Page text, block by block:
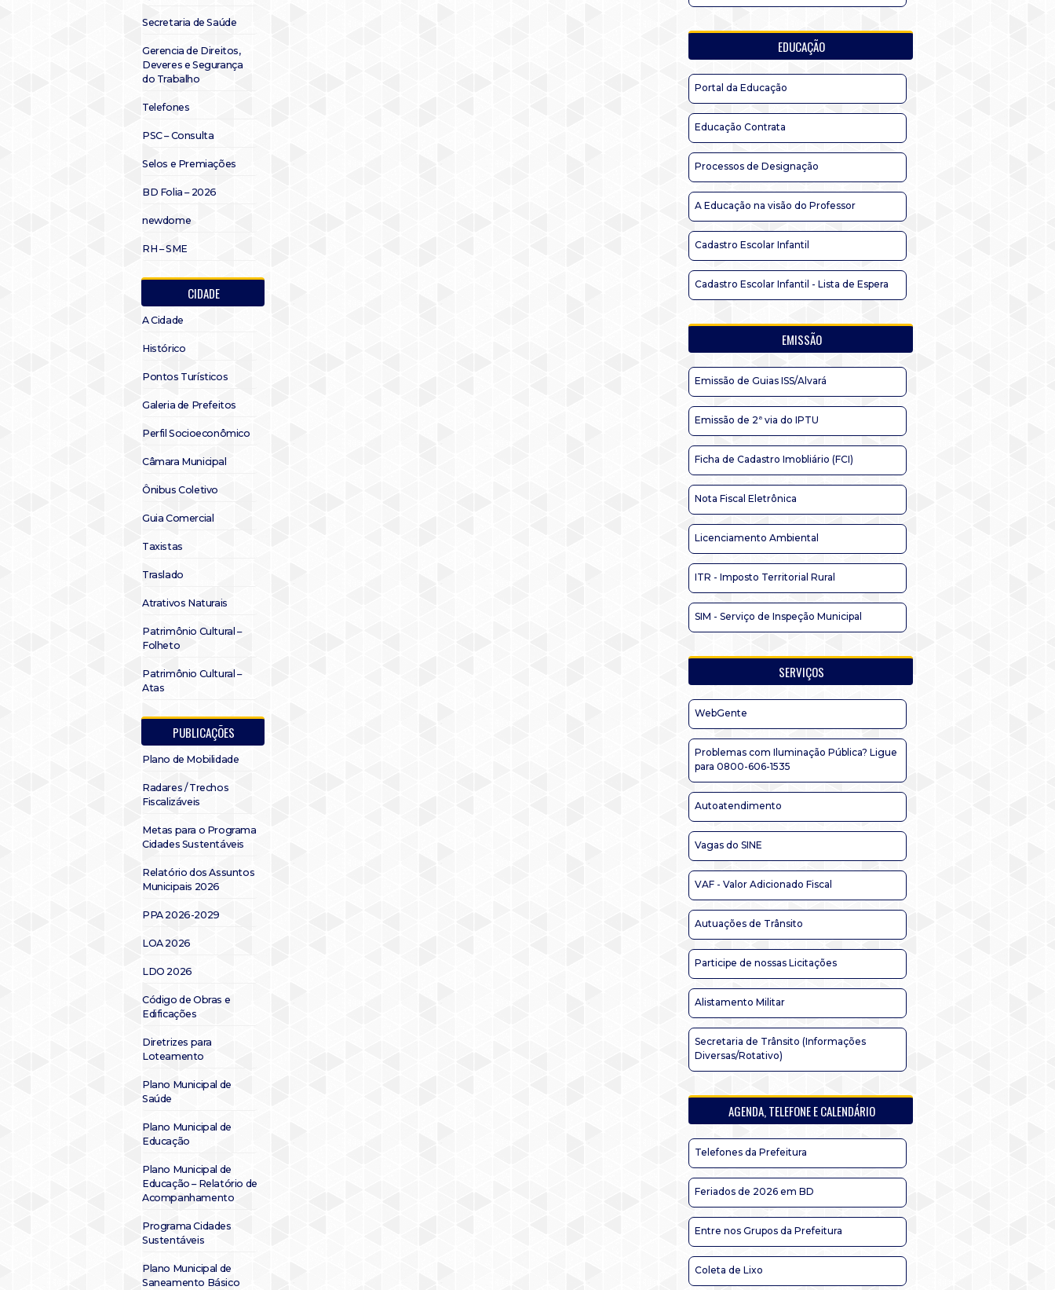
Secretaria de Saúde
Gerencia de Direitos,
Deveres e Segurança
do Trabalho
Telefones
PSC – Consulta
Selos e Premiações
BD Folia – 2026
newdome
RH – SME
CIDADE
A Cidade
Histórico
Pontos Turísticos
Galeria de Prefeitos
Perfil Socioeconômico
Câmara Municipal
Ônibus Coletivo
Guia Comercial
Taxistas
Traslado
Atrativos Naturais
Patrimônio Cultural –
Folheto
Patrimônio Cultural –
Atas
PUBLICAÇÕES
Plano de Mobilidade
Radares / Trechos
Fiscalizáveis
Metas para o Programa
Cidades Sustentáveis
Relatório dos Assuntos
Municipais 2026
PPA 2026-2029
LOA 2026
LDO 2026
Código de Obras e
Edificações
Diretrizes para
Loteamento
Plano Municipal de
Saúde
Plano Municipal de
Educação
Plano Municipal de
Educação – Relatório de
Acompanhamento
Programa Cidades
Sustentáveis
Plano Municipal de
Saneamento Básico
EDUCAÇÃO
Portal da Educação
Educação Contrata
Processos de Designação
A Educação na visão do Professor
Cadastro Escolar Infantil
Cadastro Escolar Infantil - Lista de Espera
EMISSÃO
Emissão de Guias ISS/Alvará
Emissão de 2ª via do IPTU
Ficha de Cadastro Imobliário (FCI)
Nota Fiscal Eletrônica
Licenciamento Ambiental
ITR - Imposto Territorial Rural
SIM - Serviço de Inspeção Municipal
SERVIÇOS
WebGente
Problemas com Iluminação Pública? Ligue
para 0800-606-1535
Autoatendimento
Vagas do SINE
VAF - Valor Adicionado Fiscal
Autuações de Trânsito
Participe de nossas Licitações
Alistamento Militar
Secretaria de Trânsito (Informações
Diversas/Rotativo)
AGENDA, TELEFONE E CALENDÁRIO
Telefones da Prefeitura
Feriados de 2026 em BD
Entre nos Grupos da Prefeitura
Coleta de Lixo